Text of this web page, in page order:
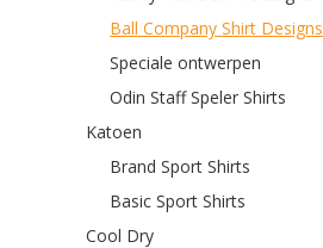
Ball Company Shirt Designs
Speciale ontwerpen
Odin Staff Speler Shirts
Katoen
Brand Sport Shirts
Basic Sport Shirts
Cool Dry